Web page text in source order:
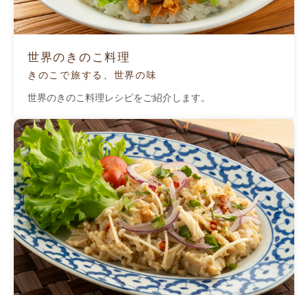
世界のきのこ料理
きのこで旅する、世界の味
世界のきのこ料理レシピをご紹介します。